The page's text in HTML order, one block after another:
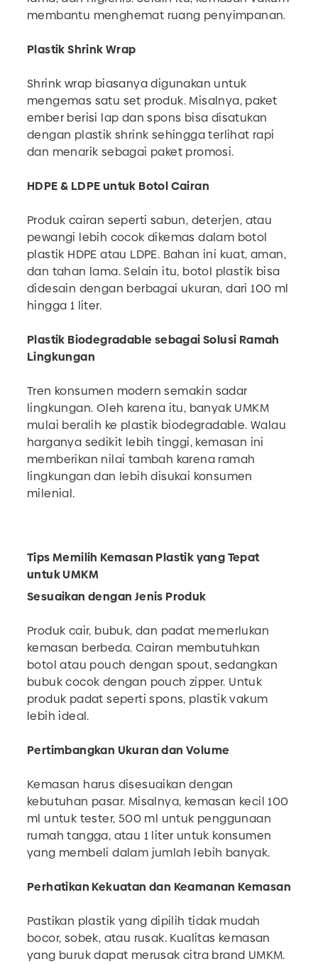
membantu menghemat ruang penyimpanan.
Plastik Shrink Wrap
Shrink wrap biasanya digunakan untuk
mengemas satu set produk. Misalnya, paket
ember berisi lap dan spons bisa disatukan
dengan plastik shrink sehingga terlihat rapi
dan menarik sebagai paket promosi.
HDPE & LDPE untuk Botol Cairan
Produk cairan seperti sabun, deterjen, atau
pewangi lebih cocok dikemas dalam botol
plastik HDPE atau LDPE. Bahan ini kuat, aman,
dan tahan lama. Selain itu, botol plastik bisa
didesain dengan berbagai ukuran, dari 100 ml
hingga 1 liter.
Plastik Biodegradable sebagai Solusi Ramah
Lingkungan
Tren konsumen modern semakin sadar
lingkungan. Oleh karena itu, banyak UMKM
mulai beralih ke plastik biodegradable. Walau
harganya sedikit lebih tinggi, kemasan ini
memberikan nilai tambah karena ramah
lingkungan dan lebih disukai konsumen
milenial.
Tips Memilih Kemasan Plastik yang Tepat
untuk UMKM
Sesuaikan dengan Jenis Produk
Produk cair, bubuk, dan padat memerlukan
kemasan berbeda. Cairan membutuhkan
botol atau pouch dengan spout, sedangkan
bubuk cocok dengan pouch zipper. Untuk
produk padat seperti spons, plastik vakum
lebih ideal.
Pertimbangkan Ukuran dan Volume
Kemasan harus disesuaikan dengan
kebutuhan pasar. Misalnya, kemasan kecil 100
ml untuk tester, 500 ml untuk penggunaan
rumah tangga, atau 1 liter untuk konsumen
yang membeli dalam jumlah lebih banyak.
Perhatikan Kekuatan dan Keamanan Kemasan
Pastikan plastik yang dipilih tidak mudah
bocor, sobek, atau rusak. Kualitas kemasan
yang buruk dapat merusak citra brand UMKM.